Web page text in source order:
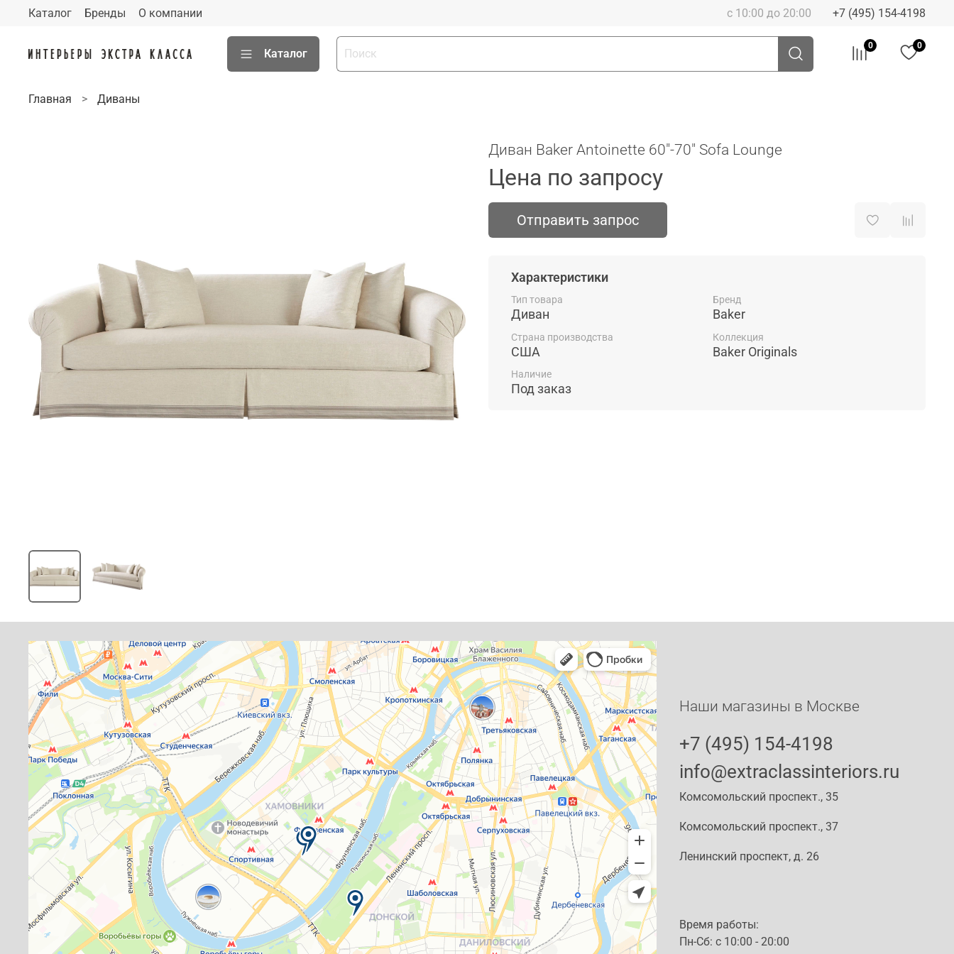
Каталог Бренды О компании с 10:00 до 20:00 +7 (495) 154-4198
Каталог
0 0
Главная Диваны
Диван Baker Antoinette 60"-70" Sofa Lounge
Цена по запросу
Отправить запрос
Характеристики
Тип товара
Диван
Бренд
Baker
Страна производства
США
Коллекция
Baker Originals
Наличие
Под заказ
Наши магазины в Москве
+7 (495) 154-4198
info@extraclassinteriors.ru
Комсомольский проспект., 35
Комсомольский проспект., 37
Ленинский проспект, д. 26
Время работы:
Пн-Сб: c 10:00 - 20:00